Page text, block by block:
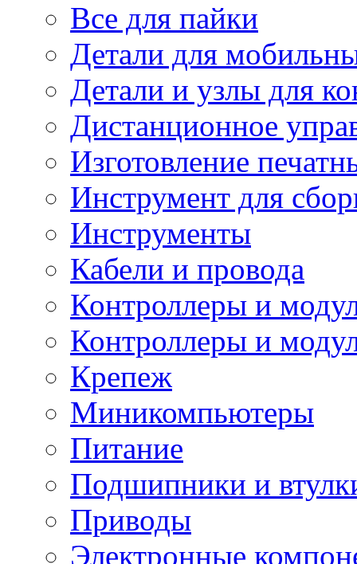
Все для пайки
Детали для
Детали и узлы для
Дистанционное
Изготовление
Инструмент для
Инструменты
Кабели и провода
Контроллеры и
Контроллеры и
Крепеж
Миникомпьютеры
Питание
Подшипники и
Приводы
Электронные